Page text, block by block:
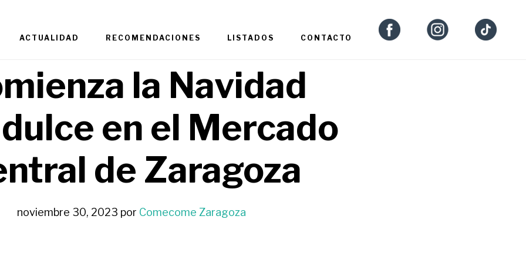
ACTUALIDAD RECOMENDACIONES LISTADOS CONTACTO
la Navidad
en el Mercado
de Zaragoza
noviembre 30, 2023 por Comecome Zaragoza